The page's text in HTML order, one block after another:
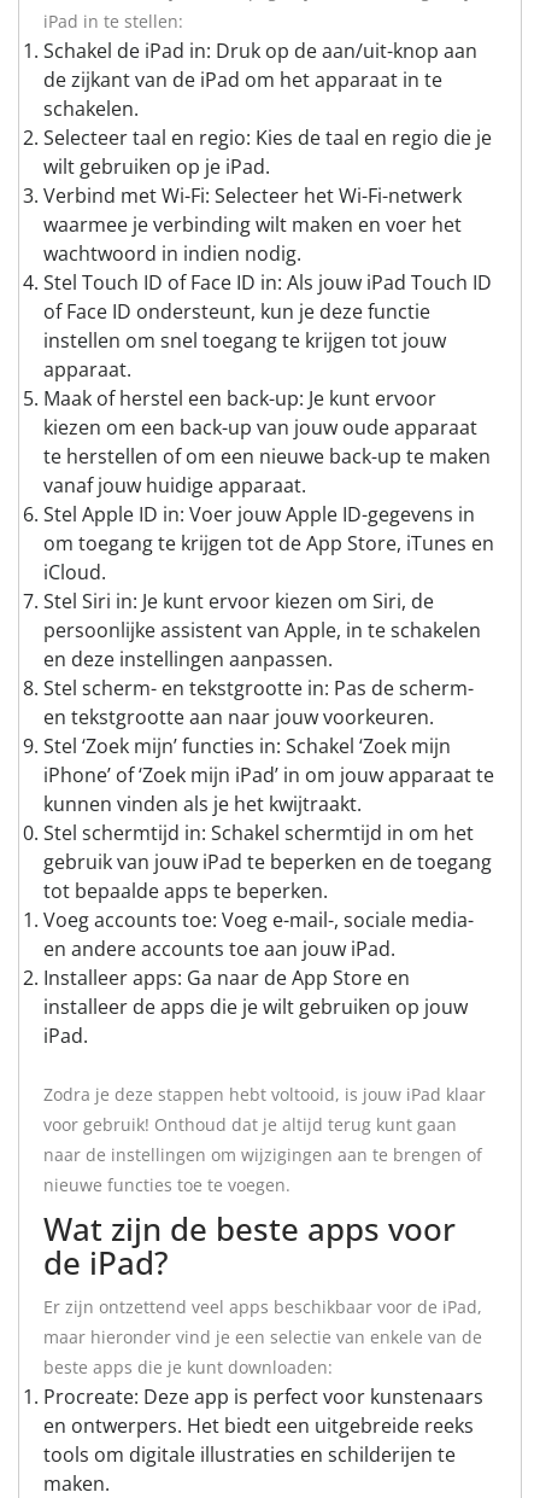
iPad in te stellen:
Schakel de iPad in: Druk op de aan/uit-knop aan
de zijkant van de iPad om het apparaat in te
schakelen.
Selecteer taal en regio: Kies de taal en regio die je
wilt gebruiken op je iPad.
Verbind met Wi-Fi: Selecteer het Wi-Fi-netwerk
waarmee je verbinding wilt maken en voer het
wachtwoord in indien nodig.
Stel Touch ID of Face ID in: Als jouw iPad Touch ID
of Face ID ondersteunt, kun je deze functie
instellen om snel toegang te krijgen tot jouw
apparaat.
Maak of herstel een back-up: Je kunt ervoor
kiezen om een back-up van jouw oude apparaat
te herstellen of om een nieuwe back-up te maken
vanaf jouw huidige apparaat.
Stel Apple ID in: Voer jouw Apple ID-gegevens in
om toegang te krijgen tot de App Store, iTunes en
iCloud.
Stel Siri in: Je kunt ervoor kiezen om Siri, de
persoonlijke assistent van Apple, in te schakelen
en deze instellingen aanpassen.
Stel scherm- en tekstgrootte in: Pas de scherm-
en tekstgrootte aan naar jouw voorkeuren.
Stel ‘Zoek mijn’ functies in: Schakel ‘Zoek mijn
iPhone’ of ‘Zoek mijn iPad’ in om jouw apparaat te
kunnen vinden als je het kwijtraakt.
Stel schermtijd in: Schakel schermtijd in om het
gebruik van jouw iPad te beperken en de toegang
tot bepaalde apps te beperken.
Voeg accounts toe: Voeg e-mail-, sociale media-
en andere accounts toe aan jouw iPad.
Installeer apps: Ga naar de App Store en
installeer de apps die je wilt gebruiken op jouw
iPad.
Zodra je deze stappen hebt voltooid, is jouw iPad klaar
voor gebruik! Onthoud dat je altijd terug kunt gaan
naar de instellingen om wijzigingen aan te brengen of
nieuwe functies toe te voegen.
Wat zijn de beste apps voor
de iPad?
Er zijn ontzettend veel apps beschikbaar voor de iPad,
maar hieronder vind je een selectie van enkele van de
beste apps die je kunt downloaden:
Procreate: Deze app is perfect voor kunstenaars
en ontwerpers. Het biedt een uitgebreide reeks
tools om digitale illustraties en schilderijen te
maken.